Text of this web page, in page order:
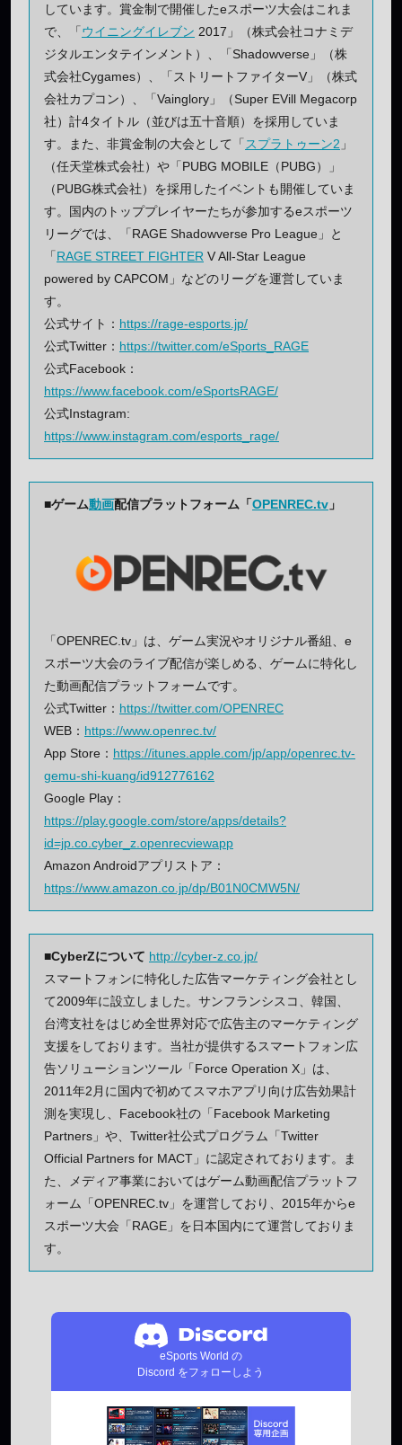
しています。賞金制で開催したeスポーツ大会はこれま
で、「ウイニングイレブン 2017」（株式会社コナミデ
ジタルエンタテインメント）、「Shadowverse」（株
式会社Cygames）、「ストリートファイターV」（株式
会社カプコン）、「Vainglory」（Super EVill Megacorp
社）計4タイトル（並びは五十音順）を採用していま
す。また、非賞金制の大会として「 スプラトゥーン2 」
（任天堂株式会社）や「PUBG MOBILE（PUBG）」
（PUBG株式会社）を採用したイベントも開催していま
す。国内のトッププレイヤーたちが参加するeスポーツ
リーグでは、「RAGE Shadowverse Pro League」と
「RAGE STREET FIGHTER V All-Star League
powered by CAPCOM」などのリーグを運営していま
す。
公式サイト： https://rage-esports.jp/
公式Twitter： https://twitter.com/eSports_RAGE
公式Facebook：
https://www.facebook.com/eSportsRAGE/
公式Instagram:
https://www.instagram.com/esports_rage/
■ゲーム動画配信プラットフォーム「OPENREC.tv 」
「OPENREC.tv」は、ゲーム実況やオリジナル番組、e
スポーツ大会のライブ配信が楽しめる、ゲームに特化し
た動画配信プラットフォームです。
公式Twitter： https://twitter.com/OPENREC
WEB： https://www.openrec.tv/
App Store： https://itunes.apple.com/jp/app/openrec.tv-
gemu-shi-kuang/id912776162
Google Play：
https://play.google.com/store/apps/details?
id=jp.co.cyber_z.openrecviewapp
Amazon Androidアプリストア：
https://www.amazon.co.jp/dp/B01N0CMW5N/
■CyberZについて http://cyber-z.co.jp/
スマートフォンに特化した広告マーケティング会社とし
て2009年に設立しました。サンフランシスコ、韓国、
台湾支社をはじめ全世界対応で広告主のマーケティング
支援をしております。当社が提供するスマートフォン広
告ソリューションツール「Force Operation X」は、
2011年2月に国内で初めてスマホアプリ向け広告効果計
測を実現し、Facebook社の「Facebook Marketing
Partners」や、Twitter社公式プログラム「Twitter
Official Partners for MACT」に認定されております。ま
た、メディア事業においてはゲーム動画配信プラットフ
ォーム「OPENREC.tv」を運営しており、2015年からe
スポーツ大会「RAGE」を日本国内にて運営しておりま
す。
eSports World の
Discord をフォローしよう